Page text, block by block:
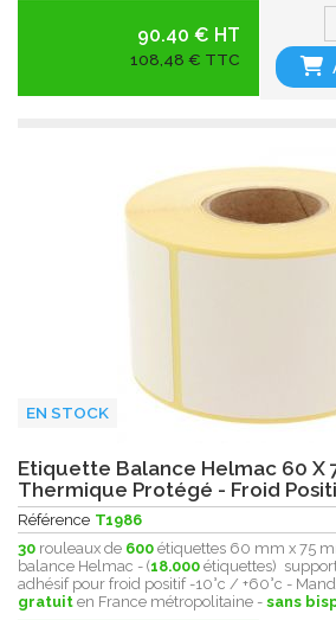
90.40 € HT
108,48 € TTC
EN STOCK
Etiquette Balance Helmac 60 X
Thermique Protégé - Froid
Référence T1986
30 rouleaux de 600 étiquettes 60 mm x 75
balance Helmac - (18.000 étiquettes)
adhésif pour froid positif -10°c / +60°c -
gratuit en France métropolitaine - sans